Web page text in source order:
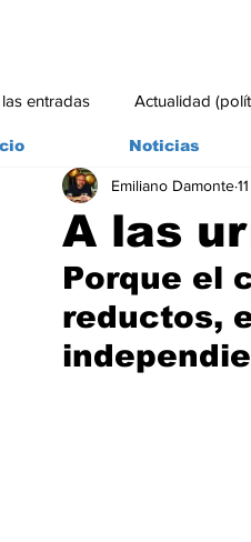
entradas Actualidad
Ambiente
A las
Emiliano Damonte
Porque el
reductos,
Noticias